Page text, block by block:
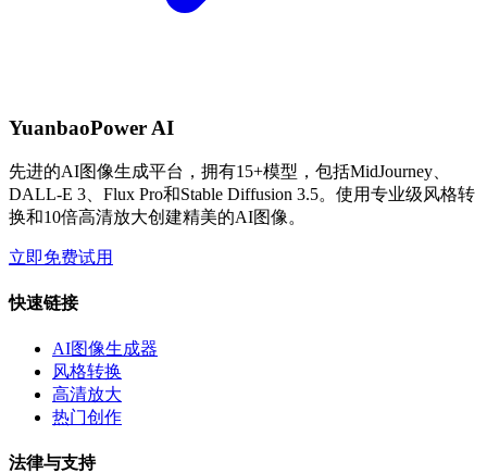
YuanbaoPower AI
先进的AI图像生成平台，拥有15+模型，包括MidJourney、
DALL-E 3、Flux Pro和Stable Diffusion 3.5。使用专业级风格转
换和10倍高清放大创建精美的AI图像。
立即免费试用
快速链接
AI图像生成器
风格转换
高清放大
热门创作
法律与支持